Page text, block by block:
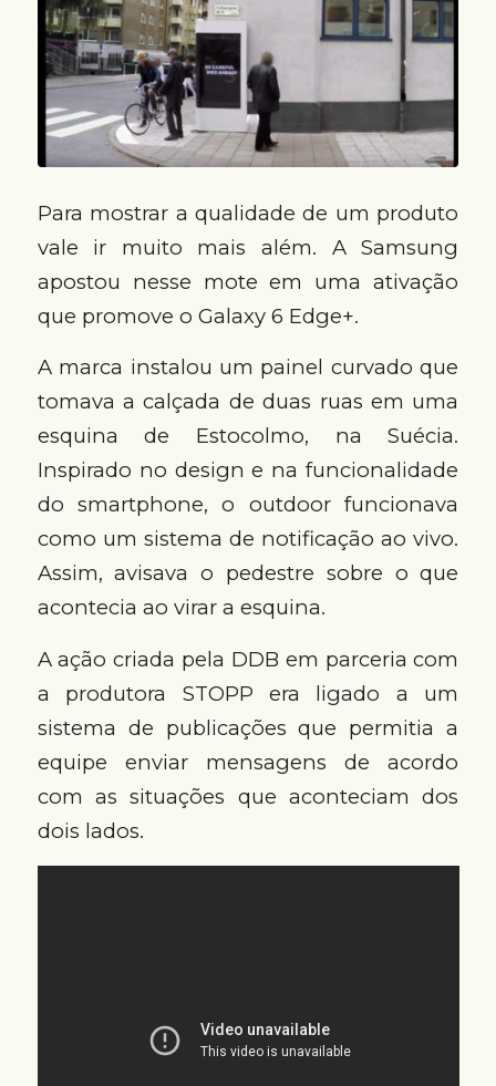
Para mostrar a qualidade de um produto
vale ir muito mais além. A Samsung
apostou nesse mote em uma ativação
que promove o Galaxy 6 Edge+.
A marca instalou um painel curvado que
tomava a calçada de duas ruas em uma
esquina de Estocolmo, na Suécia.
Inspirado no design e na funcionalidade
do smartphone, o outdoor funcionava
como um sistema de notificação ao vivo.
Assim, avisava o pedestre sobre o que
acontecia ao virar a esquina.
A ação criada pela DDB em parceria com
a produtora STOPP era ligado a um
sistema de publicações que permitia a
equipe enviar mensagens de acordo
com as situações que aconteciam dos
dois lados.